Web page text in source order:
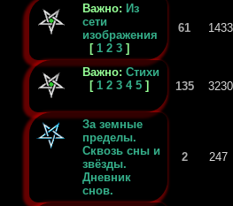
Важно: Из
сети
изображения
[ 1 2 3 ]
61 1433
Важно: Стихи
[ 1 2 3 4 5 ] 135 3230
За земные
пределы.
Сквозь сны и
звёзды.
Дневник
снов.
2 247